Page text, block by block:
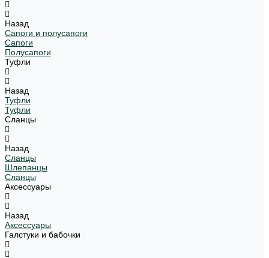
Назад
Сапоги и полусапоги
Сапоги
Полусапоги
Туфли
Назад
Туфли
Туфли
Сланцы
Назад
Сланцы
Шлепанцы
Сланцы
Аксессуары
Назад
Аксессуары
Галстуки и бабочки